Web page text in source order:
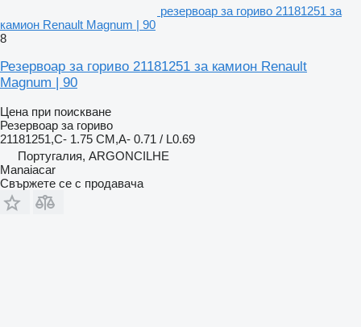
резервоар за гориво 21181251 за
камион Renault Magnum | 90
8
Резервоар за гориво 21181251 за камион Renault
Magnum | 90
Цена при поискване
Резервоар за гориво
21181251,C- 1.75 CM,A- 0.71 / L0.69
Португалия, ARGONCILHE
Manaiacar
Свържете се с продавача